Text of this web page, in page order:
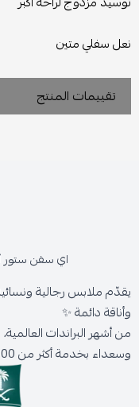
نعل سفلي متين
تقييمات المنتج
اي سفن ستور
يقدّم ملابس رجالية
وأناقة دائمة ✨
من أشهر البراندات العالمية،
وسعداء بخدمة أكثر من 300,000 عميل حول المملكة.